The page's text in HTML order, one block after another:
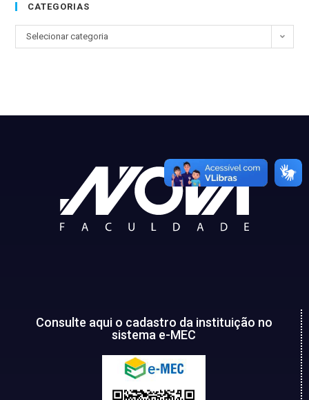
CATEGORIAS
Selecionar categoria
Consulte aqui o cadastro da instituição no
sistema e-MEC